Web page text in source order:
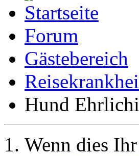
Forum
Gästebereich
Hund
Wenn dies